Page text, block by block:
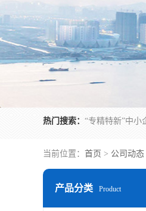
热门搜索：
当前位置： 首页 > 公司动态
产品分类 Product